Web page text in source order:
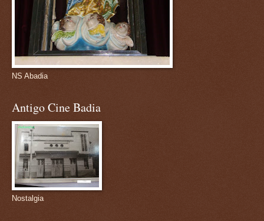
NS Abadia
Antigo Cine Badia
Nostalgia